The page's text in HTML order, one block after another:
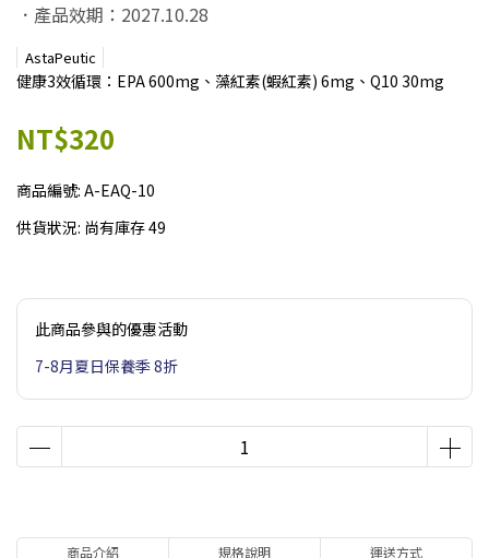
．產品效期：2027.10.28
AstaPeutic
健康3效循環：EPA 600mg、藻紅素(蝦紅素) 6mg、Q10 30mg
NT$320
商品編號: A-EAQ-10
供貨狀況: 尚有庫存 49
此商品參與的優惠活動
7-8月夏日保養季 8折
商品介紹 規格說明 運送方式